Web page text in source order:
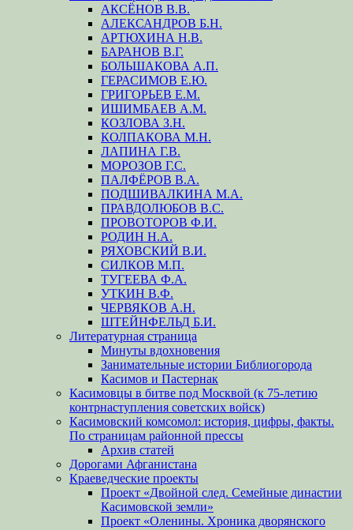
АКСЁНОВ В.В.
АЛЕКСАНДРОВ Б.Н.
АРТЮХИНА Н.В.
БАРАНОВ В.Г.
БОЛЬШАКОВА А.П.
ГЕРАСИМОВ Е.Ю.
ГРИГОРЬЕВ Е.М.
ИШИМБАЕВ А.М.
КОЗЛОВА З.Н.
КОЛПАКОВА М.Н.
ЛАПИНА Г.В.
МОРОЗОВ Г.С.
ПАЛФЁРОВ В.А.
ПОДШИВАЛКИНА М.А.
ПРАВДОЛЮБОВ В.С.
ПРОВОТОРОВ Ф.И.
РОДИН Н.А.
РЯХОВСКИЙ В.И.
СИЛКОВ М.П.
ТУГЕЕВА Ф.А.
УТКИН В.Ф.
ЧЕРВЯКОВ А.Н.
ШТЕЙНФЕЛЬД Б.И.
Литературная страница
Минуты вдохновения
Занимательные истории Библиогорода
Касимов и Пастернак
Касимовцы в битве под Москвой (к 75-летию
контрнаступления советских войск)
Касимовский комсомол: история, цифры, факты.
По страницам районной прессы
Архив статей
Дорогами Афганистана
Краеведческие проекты
Проект «Двойной след. Семейные династии
Касимовской земли»
Проект «Оленины. Хроника дворянского